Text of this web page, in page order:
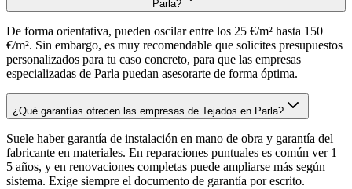
Parla?
De forma orientativa, pueden oscilar entre los 25 €/m² hasta 150
€/m². Sin embargo, es muy recomendable que solicites presupuestos
personalizados para tu caso concreto, para que las empresas
especializadas de Parla puedan asesorarte de forma óptima.
¿Qué garantías ofrecen las empresas de Tejados en Parla?
Suele haber garantía de instalación en mano de obra y garantía del
fabricante en materiales. En reparaciones puntuales es común ver 1–
5 años, y en renovaciones completas puede ampliarse más según
sistema. Exige siempre el documento de garantía por escrito.